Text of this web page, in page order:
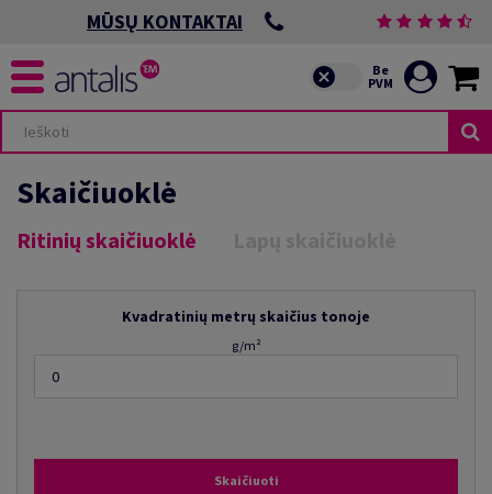
MŪSŲ KONTAKTAI
Skaičiuoklė
Ritinių skaičiuoklė
Kvadratinių metrų skaičius tonoje
g/m²
Skaičiuoti